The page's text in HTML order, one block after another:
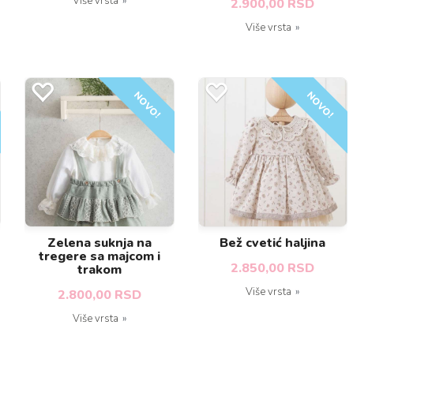
2.900,00 RSD
Više vrsta
NOVO!
Zelena suknja na
tregere sa majcom i
trakom
2.800,00 RSD
Više vrsta
NOVO!
Bež cvetić haljina
2.850,00 RSD
Više vrsta